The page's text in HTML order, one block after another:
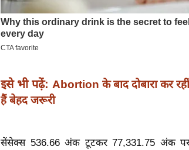
इसे भी पढ़ें: Abortion के बाद दोबारा कर
हैं बेहद जरूरी
सेंसेक्स 536.66 अंक टूटकर 77,331.75 अंक